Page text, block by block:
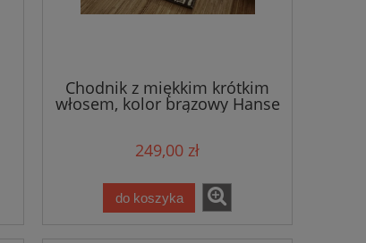
Chodnik z miękkim krótkim
włosem, kolor brązowy Hanse
Home 80x250cm
249,00 zł
do koszyka